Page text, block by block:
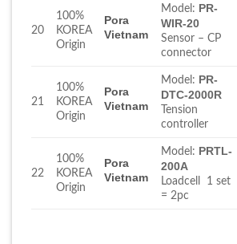
20
100%
KOREA
Origin
Pora
Vietnam
Model: PR-
WIR-20
Sensor – CP
connector
21
100%
KOREA
Origin
Pora
Vietnam
Model: PR-
DTC-2000R
Tension
controller
22
100%
KOREA
Origin
Pora
Vietnam
Model: PRTL-
200A
Loadcell 1 set
= 2pc